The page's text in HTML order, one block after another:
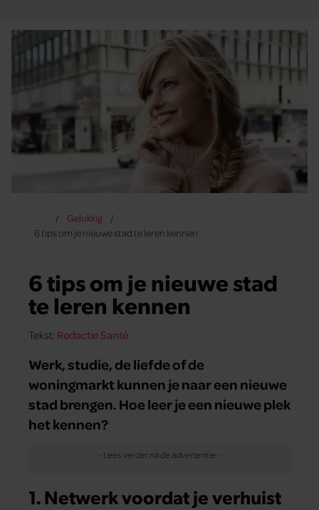
Gelukkig
6 tips om je nieuwe stad te leren kennen
6 tips om je nieuwe stad
te leren kennen
Tekst: Redactie Santé
Werk, studie, de liefde of de
woningmarkt kunnen je naar een nieuwe
stad brengen. Hoe leer je een nieuwe plek
het kennen?
1. Netwerk voordat je verhuist